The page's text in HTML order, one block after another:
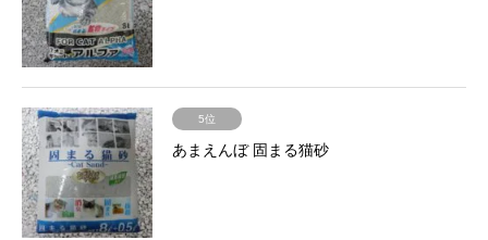
5位
あまえんぼ 固まる猫砂